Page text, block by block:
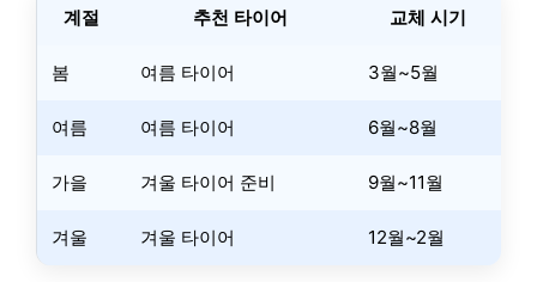
계절 추천 타이어 교체 시기
봄 여름 타이어 3월~5월
여름 여름 타이어 6월~8월
가을 겨울 타이어 준비 9월~11월
겨울 겨울 타이어 12월~2월